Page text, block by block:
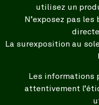
utilisez un
N’exposez pas
La surexposition au
Les informations
attentivement